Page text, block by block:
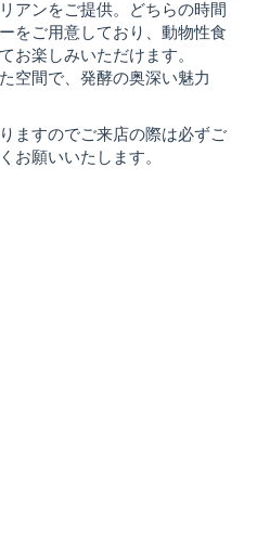
アンをご提供。どちらの時間
をご用意しており、動物性食
お楽しみいただけます。
空間で、発酵の奥深い魅力
ますのでご来店の際は必ずご
お願いいたします。